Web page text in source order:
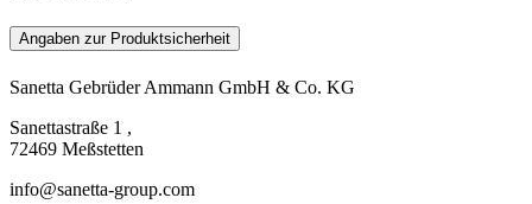
Angaben zur Produktsicherheit
Sanetta Gebrüder Ammann GmbH & Co. KG
Sanettastraße 1 ,
72469 Meßstetten
info@sanetta-group.com